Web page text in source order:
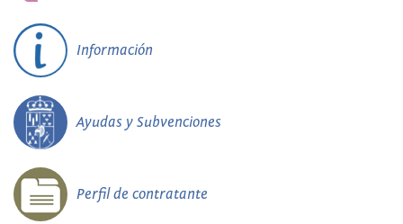
Información
Ayudas y Subvenciones
Perfil de contratante